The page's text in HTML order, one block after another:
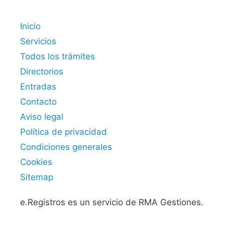
Inicio
Servicios
Todos los trámites
Directorios
Entradas
Contacto
Aviso legal
Política de privacidad
Condiciones generales
Cookies
Sitemap
e.Registros es un servicio de RMA Gestiones.